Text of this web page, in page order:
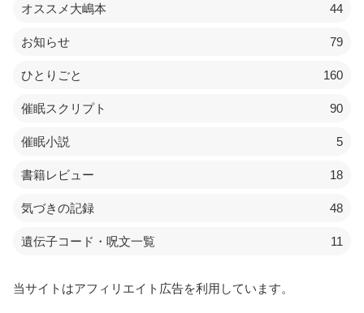
オススメ大嶋本 44
お知らせ 79
ひとりごと 160
催眠スクリプト 90
催眠小説 5
書籍レビュー 18
気づきの記録 48
遺伝子コード・呪文一覧 11
当サイトはアフィリエイト広告を利用しています。